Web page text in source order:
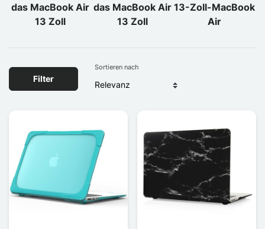
das MacBook Air
13 Zoll
das MacBook Air
13 Zoll
13-Zoll-MacBook
Air
Filter
Sortieren nach